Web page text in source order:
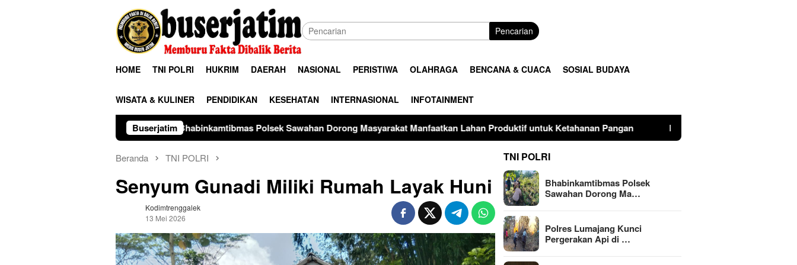
Pencarian
HOME TNI POLRI HUKRIM DAERAH NASIONAL PERISTIWA OLAHRAGA BENCANA & CUACA SOSIAL BUDAYA
WISATA & KULINER PENDIDIKAN KESEHATAN INTERNASIONAL INFOTAINMENT
Buserjatim
Bhabinkamtibmas Polsek Sawahan Dorong Masyarakat Manfaatkan Lahan Produktif untuk Ketahanan Pangan Polres Lumajang Kunci Pergerakan Api di Ranupani
Beranda TNI POLRI
Senyum Gunadi Miliki Rumah Layak Huni
Kodimtrenggalek
13 Mei 2026
TNI POLRI
Bhabinkamtibmas Polsek
Sawahan Dorong Ma…
Polres Lumajang Kunci
Pergerakan Api di …